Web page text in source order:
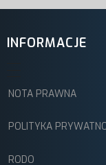
INFORMACJE
NOTA PRAWNA
POLITYKA
RODO